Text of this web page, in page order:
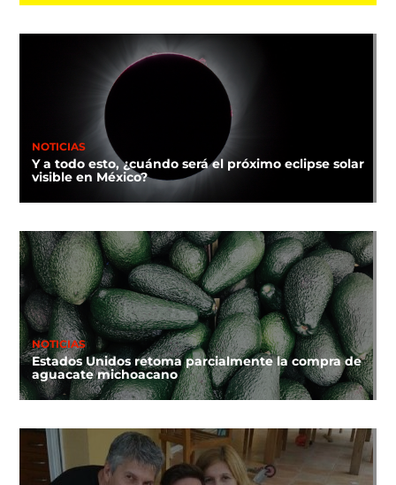
NOTICIAS
Y a todo esto, ¿cuándo será el próximo eclipse solar
visible en México?
NOTICIAS
Estados Unidos retoma parcialmente la compra de
aguacate michoacano